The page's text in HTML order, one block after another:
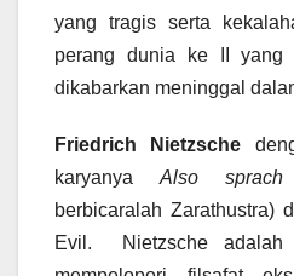
yang tragis serta
perang dunia ke II yang
dikabarkan meninggal
Friedrich Nietzsche
karyanya Also sprach
berbicaralah Zarathustra)
Evil. Nietzsche adalah